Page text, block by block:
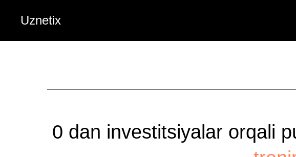
Uznetix
0 dan investitsiyalar orqali